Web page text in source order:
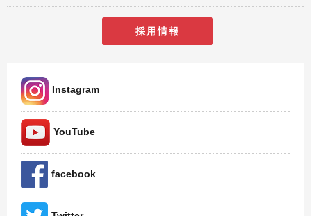
採用情報
Instagram
YouTube
facebook